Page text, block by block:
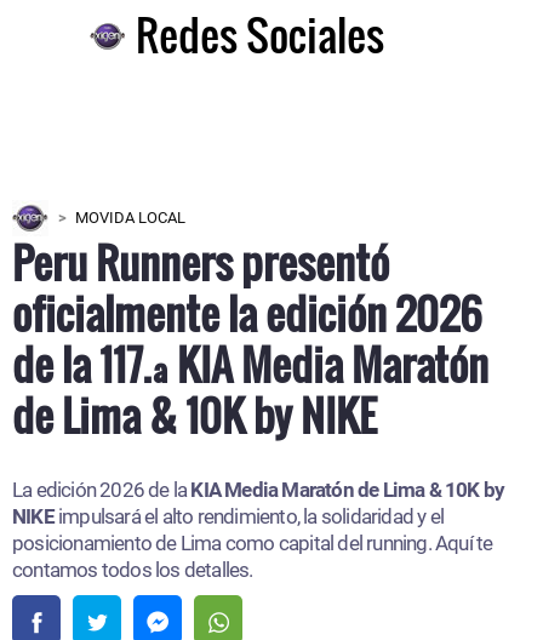
Redes Sociales
MOVIDA LOCAL
Peru Runners presentó
oficialmente la edición 2026
de la 117.ª KIA Media Maratón
de Lima & 10K by NIKE
La edición 2026 de la KIA Media Maratón de Lima & 10K by
NIKEimpulsará el alto rendimiento, la solidaridad y el
posicionamiento de Lima como capital del running. Aquí te
contamos todos los detalles.